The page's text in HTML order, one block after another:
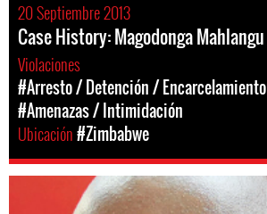
20 Septiembre 2013
Case History: Magodonga Mahlangu
Violaciones
#Arresto / Detención / Encarcelamiento
#Amenazas / Intimidación
Ubicación#Zimbabwe